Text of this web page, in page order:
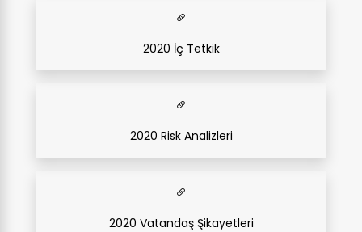
2020 İç Tetkik
2020 Risk Analizleri
2020 Vatandaş Şikayetleri